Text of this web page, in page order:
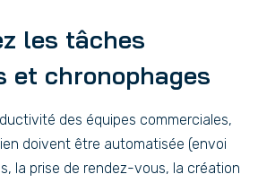
les tâches
et chronophages
des équipes commerciales,
doivent être automatisée (envoi
la prise de rendez-vous, la création